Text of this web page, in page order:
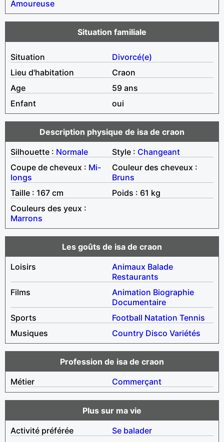
Amoureuse
Situation familiale
Situation
Divorcé(e)
Lieu d'habitation
Craon
Age
59 ans
Enfant
oui
Description physique de isa de craon
Silhouette : Normale Style : Changeant
Coupe de cheveux : Mi-
longs
Couleur des cheveux :
Bruns
Taille : 167 cm
Poids : 61 kg
Couleurs des yeux :
Marrons
Les goûts de isa de craon
Loisirs
Animaux Balade
Restaurants
Films
Animation Biographie
Documentaire
Sports
Football Natation Tennis
Musiques
Country Disco Variétés
Profession de isa de craon
Métier
Commerçant
Plus sur ma vie
Activité préférée
Se balader